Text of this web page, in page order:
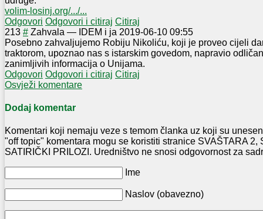
volim-losinj.org/.../...
Odgovori Odgovori i citiraj Citiraj
213 # Zahvala — IDEM i ja 2019-06-10 09:55
Posebno zahvaljujemo Robiju Nikoliću, koji je proveo cijeli
traktorom, upoznao nas s istarskim govedom, napravio
zanimljivih informacija o Unijama.
Odgovori Odgovori i citiraj Citiraj
Osvježi komentare
Dodaj komentar
Komentari koji nemaju veze s temom članka uz koji su
"off topic" komentara mogu se koristiti stranice SVAŠTARA 2,
SATIRIČKI PRILOZI. Uredništvo ne snosi odgovornost za
Ime
Naslov (obavezno)